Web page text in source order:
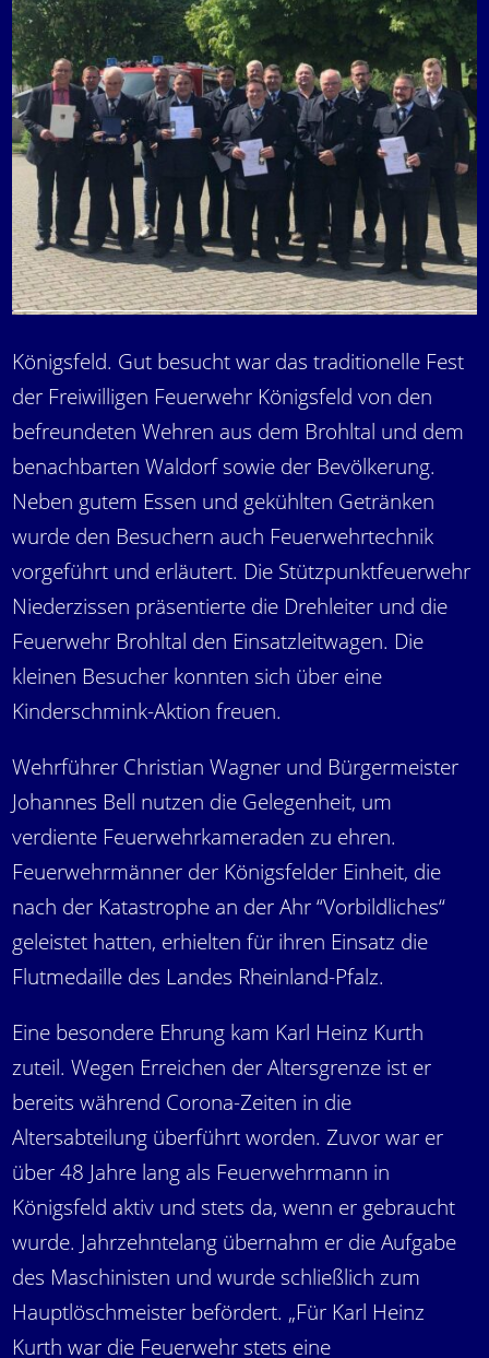
Königsfeld. Gut besucht war das traditionelle Fest
der Freiwilligen Feuerwehr Königsfeld von den
befreundeten Wehren aus dem Brohltal und dem
benachbarten Waldorf sowie der Bevölkerung.
Neben gutem Essen und gekühlten Getränken
wurde den Besuchern auch Feuerwehrtechnik
vorgeführt und erläutert. Die Stützpunktfeuerwehr
Niederzissen präsentierte die Drehleiter und die
Feuerwehr Brohltal den Einsatzleitwagen. Die
kleinen Besucher konnten sich über eine
Kinderschmink-Aktion freuen.
Wehrführer Christian Wagner und Bürgermeister
Johannes Bell nutzen die Gelegenheit, um
verdiente Feuerwehrkameraden zu ehren.
Feuerwehrmänner der Königsfelder Einheit, die
nach der Katastrophe an der Ahr “Vorbildliches“
geleistet hatten, erhielten für ihren Einsatz die
Flutmedaille des Landes Rheinland-Pfalz.
Eine besondere Ehrung kam Karl Heinz Kurth
zuteil. Wegen Erreichen der Altersgrenze ist er
bereits während Corona-Zeiten in die
Altersabteilung überführt worden. Zuvor war er
über 48 Jahre lang als Feuerwehrmann in
Königsfeld aktiv und stets da, wenn er gebraucht
wurde. Jahrzehntelang übernahm er die Aufgabe
des Maschinisten und wurde schließlich zum
Hauptlöschmeister befördert. „Für Karl Heinz
Kurth war die Feuerwehr stets eine